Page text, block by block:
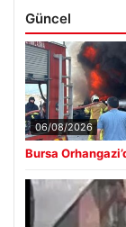
Güncel
06/08/2026
Bursa